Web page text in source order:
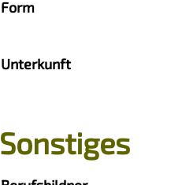
Form
Unterkunft
Sonstiges